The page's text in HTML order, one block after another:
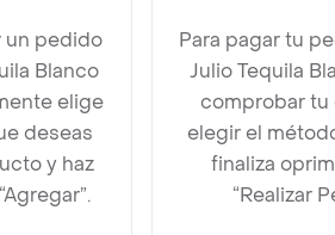
un pedido
Blanco
elige
deseas
y haz
Para pagar tu
Julio Tequila
comprobar tu
elegir el
finaliza
“Realizar